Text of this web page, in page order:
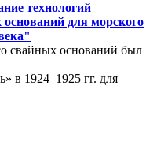
технологий
для морского
свайных оснований был
в 1924–1925 гг. для